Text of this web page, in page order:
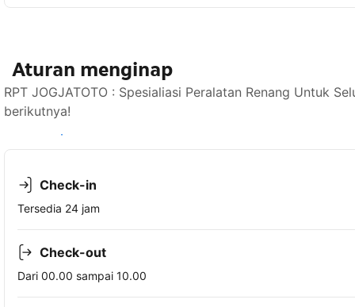
Aturan menginap
RPT JOGJATOTO : Spesialiasi Peralatan Renang Untuk
berikutnya!
Lihat ketersediaan
Check-in
Tersedia 24 jam
Check-out
Dari 00.00 sampai 10.00